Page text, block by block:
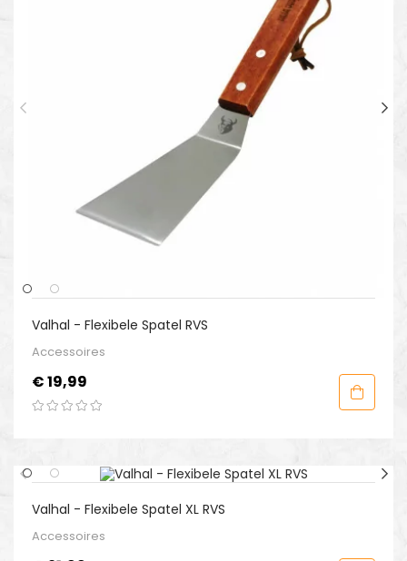
Valhal - Flexibele Spatel RVS
Accessoires
Prijs
€ 19,99
Valhal - Flexibele Spatel XL RVS
Accessoires